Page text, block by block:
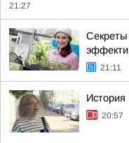
21:27
Секреты
21:11
20:57